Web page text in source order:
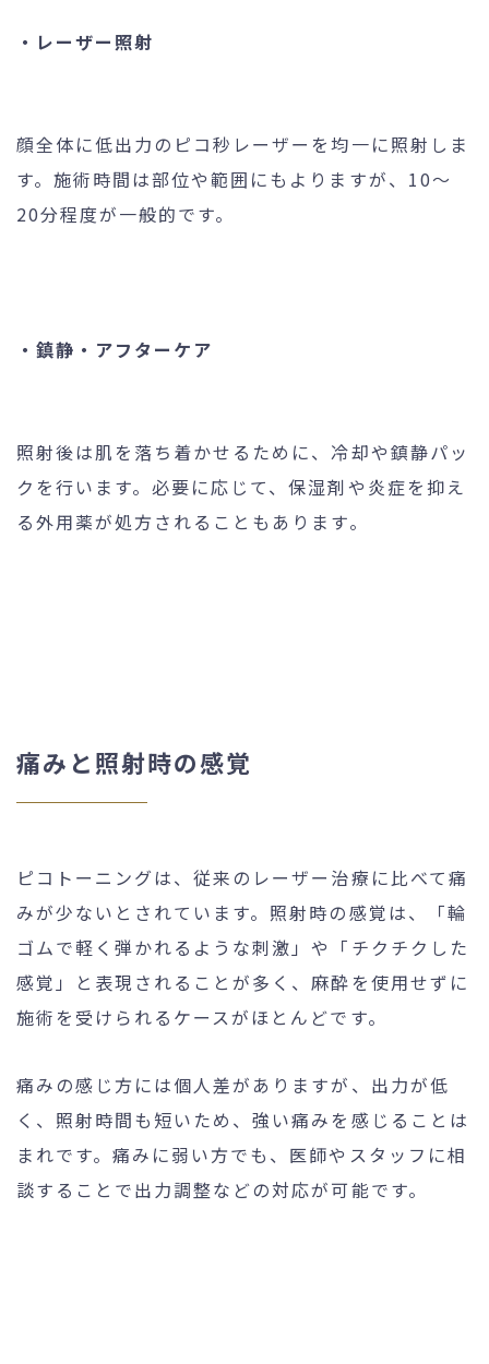
・レーザー照射
顔全体に低出力のピコ秒レーザーを均一に照射しま
す。施術時間は部位や範囲にもよりますが、10〜
20分程度が一般的です。
・鎮静・アフターケア
照射後は肌を落ち着かせるために、冷却や鎮静パッ
クを行います。必要に応じて、保湿剤や炎症を抑え
る外用薬が処方されることもあります。
痛みと照射時の感覚
ピコトーニングは、従来のレーザー治療に比べて痛
みが少ないとされています。照射時の感覚は、「輪
ゴムで軽く弾かれるような刺激」や「チクチクした
感覚」と表現されることが多く、麻酔を使用せずに
施術を受けられるケースがほとんどです。
痛みの感じ方には個人差がありますが、出力が低
く、照射時間も短いため、強い痛みを感じることは
まれです。痛みに弱い方でも、医師やスタッフに相
談することで出力調整などの対応が可能です。